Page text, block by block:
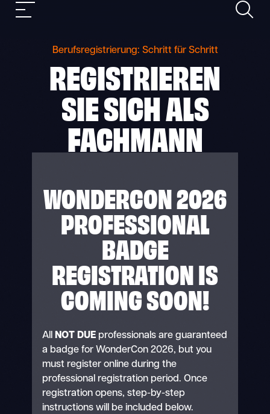
SkipMobile
Suche
Berufsregistrierung: Schritt für Schritt
REGISTRIEREN
SIE SICH ALS
FACHMANN
WONDERCON 2026
PROFESSIONAL
BADGE
REGISTRATION IS
COMING SOON!
All NOT DUE professionals are guaranteed
a badge for WonderCon 2026, but you
must register online during the
professional registration period. Once
registration opens, step-by-step
instructions will be included below.